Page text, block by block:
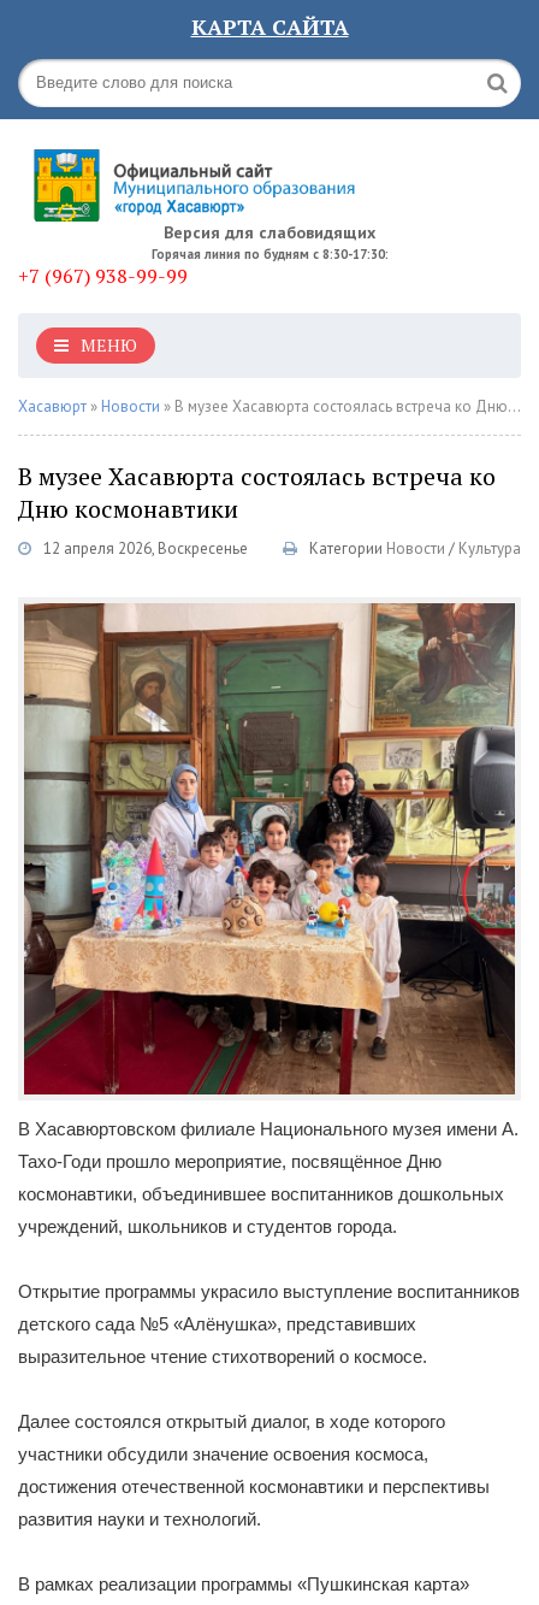
КАРТА САЙТА
Версия для слабовидящих
Горячая линия по будням с 8:30-17:30:
+7 (967) 938-99-99
МЕНЮ
Хасавюрт » Новости » В музее Хасавюрта состоялась встреча ко Дню космонавтики
В музее Хасавюрта состоялась встреча ко
Дню космонавтики
12 апреля 2026, Воскресенье Категории Новости / Культура
В Хасавюртовском филиале Национального музея имени А.
Тахо-Годи прошло мероприятие, посвящённое Дню
космонавтики, объединившее воспитанников дошкольных
учреждений, школьников и студентов города.
Открытие программы украсило выступление воспитанников
детского сада №5 «Алёнушка», представивших
выразительное чтение стихотворений о космосе.
Далее состоялся открытый диалог, в ходе которого
участники обсудили значение освоения космоса,
достижения отечественной космонавтики и перспективы
развития науки и технологий.
В рамках реализации программы «Пушкинская карта»